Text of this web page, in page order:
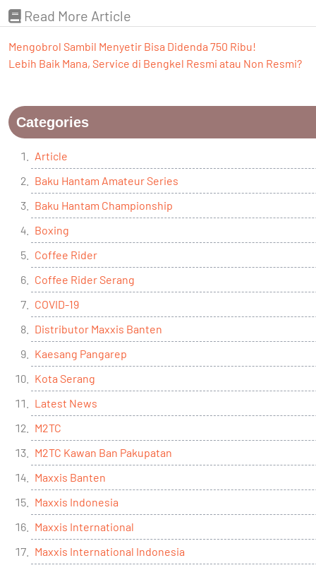
Read More Article
Mengobrol Sambil Menyetir Bisa Didenda 750 Ribu!
Lebih Baik Mana, Service di Bengkel Resmi atau Non Resmi?
Categories
Article
Baku Hantam Amateur Series
Baku Hantam Championship
Boxing
Coffee Rider
Coffee Rider Serang
COVID-19
Distributor Maxxis Banten
Kaesang Pangarep
Kota Serang
Latest News
M2TC
M2TC Kawan Ban Pakupatan
Maxxis Banten
Maxxis Indonesia
Maxxis International
Maxxis International Indonesia